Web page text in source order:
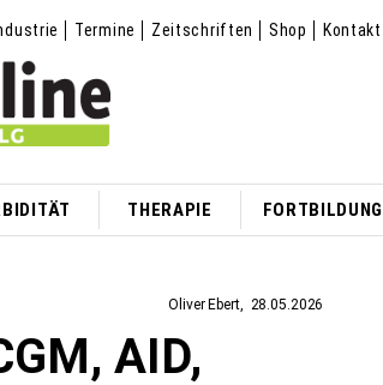
Termine Zeitschriften Shop Kontakt
THERAPIE FORTBILDUNG
Oliver Ebert 28.05.2026
AID,